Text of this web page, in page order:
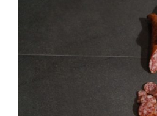
IN DEN WARENKORB